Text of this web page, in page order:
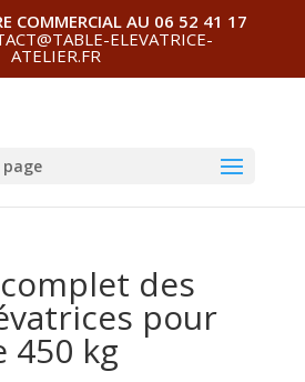
COMMERCIAL AU 06 52 41 17
ELEVATRICE-
ATELIER.FR
des
pour
450 kg